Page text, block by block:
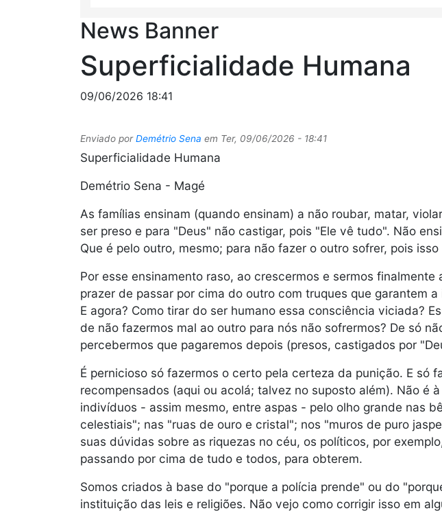
News Banner
Superficialidade Humana
09/06/2026 18:41
Enviado porDemétrio Sena em Ter, 09/06/2026 - 18:41
Superficialidade Humana
Demétrio Sena - Magé
As famílias ensinam (quando ensinam) a não roubar, matar,
ser preso e para "Deus" não castigar, pois "Ele vê tudo". Não
Que é pelo outro, mesmo; para não fazer o outro sofrer, pois
Por esse ensinamento raso, ao crescermos e sermos
prazer de passar por cima do outro com truques que garantem
E agora? Como tirar do ser humano essa consciência viciada?
de não fazermos mal ao outro para nós não sofrermos? De só
percebermos que pagaremos depois (presos, castigados por
É pernicioso só fazermos o certo pela certeza da punição. E só
recompensados (aqui ou acolá; talvez no suposto além). Não é
indivíduos - assim mesmo, entre aspas - pelo olho grande nas
celestiais"; nas "ruas de ouro e cristal"; nos "muros de puro
suas dúvidas sobre as riquezas no céu, os políticos, por
passando por cima de tudo e todos, para obterem.
Somos criados à base do "porque a polícia prende" ou do
instituição das leis e religiões. Não vejo como corrigir isso em